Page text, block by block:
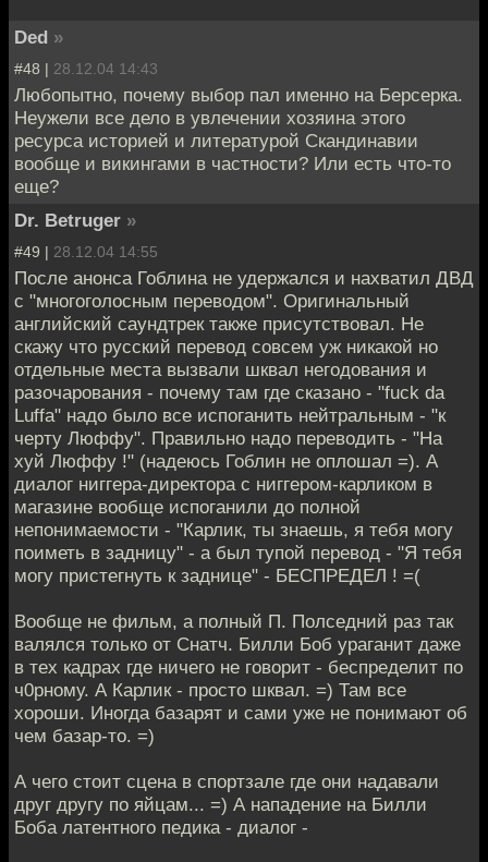
Ded »
#48 | 28.12.04 14:43
Любопытно, почему выбор пал именно на Берсерка.
Неужели все дело в увлечении хозяина этого
ресурса историей и литературой Скандинавии
вообще и викингами в частности? Или есть что-то
еще?
Dr. Betruger »
#49 | 28.12.04 14:55
После анонса Гоблина не удержался и нахватил ДВД
с "многоголосным переводом". Оригинальный
английский саундтрек также присутствовал. Не
скажу что русский перевод совсем уж никакой но
отдельные места вызвали шквал негодования и
разочарования - почему там где сказано - "fuck da
Luffa" надо было все испоганить нейтральным - "к
черту Люффу". Правильно надо переводить - "На
хуй Люффу !" (надеюсь Гоблин не оплошал =). А
диалог ниггера-директора с ниггером-карликом в
магазине вообще испоганили до полной
непонимаемости - "Карлик, ты знаешь, я тебя могу
поиметь в задницу" - а был тупой перевод - "Я тебя
могу пристегнуть к заднице" - БЕСПРЕДЕЛ ! =(
Вообще не фильм, а полный П. Полседний раз так
валялся только от Снатч. Билли Боб ураганит даже
в тех кадрах где ничего не говорит - беспределит по
ч0рному. А Карлик - просто шквал. =) Там все
хороши. Иногда базарят и сами уже не понимают об
чем базар-то. =)
А чего стоит сцена в спортзале где они надавали
друг другу по яйцам... =) А нападение на Билли
Боба латентного педика - диалог -